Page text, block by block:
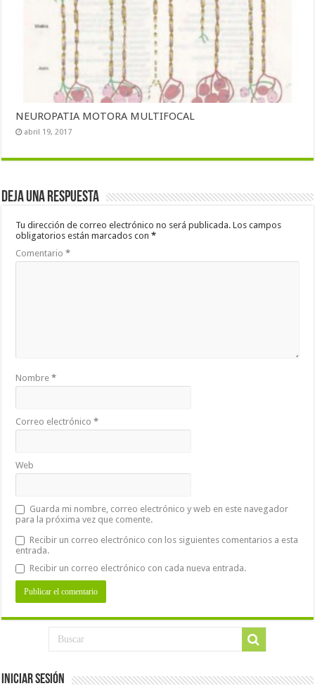
NEUROPATIA MOTORA MULTIFOCAL
abril 19, 2017
Deja una respuesta
Tu dirección de correo electrónico no será publicada. Los campos
obligatorios están marcados con*
Comentario*
Nombre*
Correo electrónico*
Web
Guarda mi nombre, correo electrónico y web en este navegador
para la próxima vez que comente.
Recibir un correo electrónico con los siguientes comentarios a esta
entrada.
Recibir un correo electrónico con cada nueva entrada.
Iniciar Sesión